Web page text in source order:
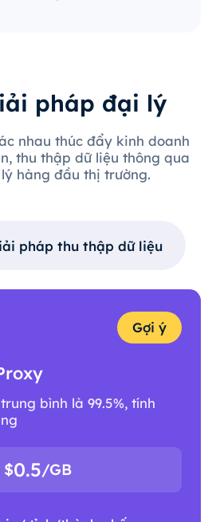
pháp đại lý
nhau thúc đẩy kinh doanh
thu thập dữ liệu thông qua
hàng đầu thị trường.
pháp thu thập dữ liệu
Gợi ý
bình là 99.5%, tính
$0.5/GB